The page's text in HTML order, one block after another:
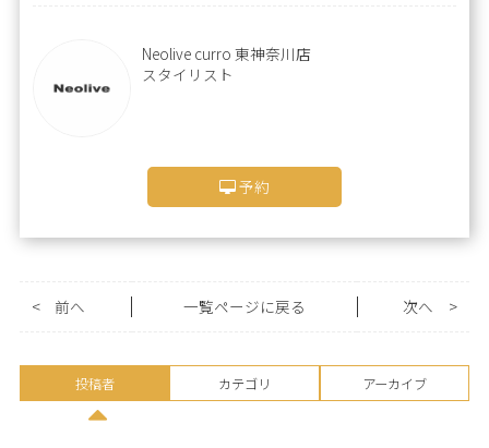
Neolive curro 東神奈川店
スタイリスト
予約
< 前へ 一覧ページに戻る >
次へ
投稿者 カテゴリ アーカイブ